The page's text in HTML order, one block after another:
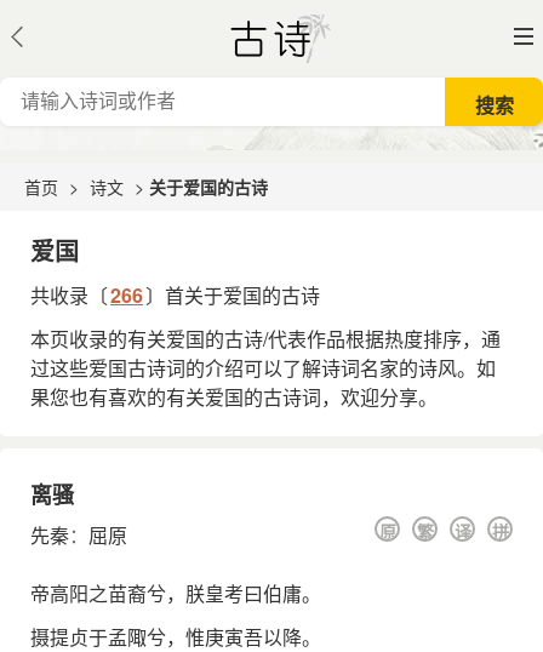
首页 > 诗文 > 关于爱国的古诗
爱国
共收录〔266〕首关于爱国的古诗
本页收录的有关爱国的古诗/代表作品根据热度排序，通
过这些爱国古诗词的介绍可以了解诗词名家的诗风。如
果您也有喜欢的有关爱国的古诗词，欢迎分享。
离骚
先秦： 屈原 拼
译
繁
原
帝高阳之苗裔兮，朕皇考曰伯庸。
摄提贞于孟陬兮，惟庚寅吾以降。